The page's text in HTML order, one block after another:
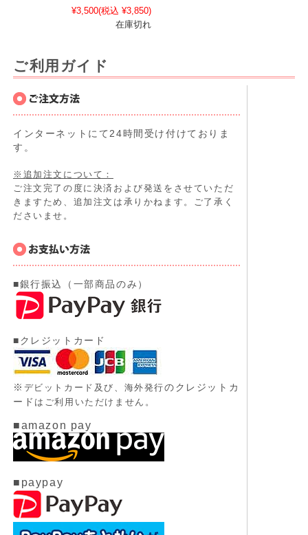
¥3,500(税込 ¥3,850)
在庫切れ
ご利用ガイド
インターネットにて24時間受け付けておりま
す。
※追加注文について：
ご注文完了の度に決済および発送をさせていただ
きますため、追加注文は承りかねます。ご了承く
ださいませ。
■銀行振込（一部商品のみ）
■クレジットカード
※ デビットカード及び、 海外発行のクレジットカ
ード はご利用いただけません。
■amazon pay
■paypay